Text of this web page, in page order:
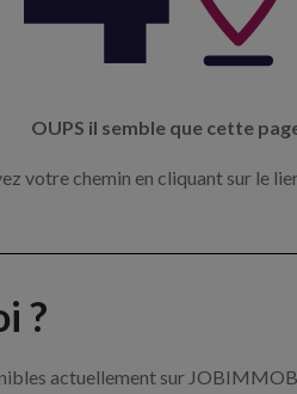
OUPS il semble que cette
votre chemin en cliquant sur le
?
actuellement sur